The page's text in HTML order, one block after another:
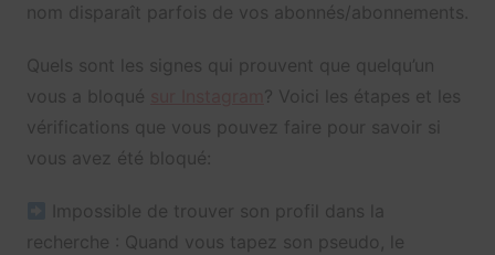
nom disparaît parfois de vos abonnés/abonnements.
Quels sont les signes qui prouvent que quelqu’un
vous a bloqué
? Voici les étapes et les
vérifications que vous pouvez faire pour savoir si
vous avez été bloqué:
Impossible de trouver son profil dans la
recherche : Quand vous tapez son pseudo, le